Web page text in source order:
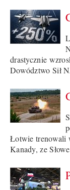
drastycznie
Dowództwo Sił
Łotwie trenowali
Kanady, ze